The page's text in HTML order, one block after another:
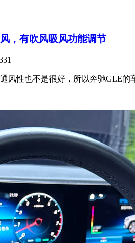
，有吹风吸风功能调节
风性也不是很好，所以奔驰GLE